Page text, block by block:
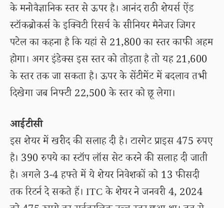
के मनोवैज्ञानिक स्तर से ऊपर है। आनंद राठी शेयर्स ऐंड
स्टॉकब्रोकर्स के इक्विटी रिसर्च के सीनियर मैनेजर जिगर
पटेल का कहना है कि यहां से 21,800 का स्तर काफी अहम
होगा। अगर इंडेक्स इस स्तर को तोड़ता है तो यह 21,600
के स्तर तक जा सकता है। ऊपर के सेंटीमेंट में बदलाव तभी
दिखेगा जब निफ्टी 22,500 के स्तर को छू लेगा।
आईटीसी
इस शेयर में खरीद की सलाह दी है। टारगेट प्राइस 475 रुपए
है। 390 रुपये का स्टॉप लॉस सेट करने की सलाह दी जाती
है। अगले 3-4 हफ्ते में ये शेयर निवेशकों को 13 फीसदी
तक रिटर्न दे सकते हैं। ITC के शेयर ने जनवरी 4, 2024